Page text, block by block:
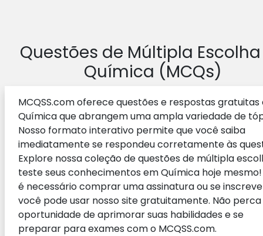
Questões de Múltipla
Química (MCQs)
MCQSS.com oferece questões e respostas gratuitas
Química que abrangem uma ampla variedade de
Nosso formato interativo permite que você saiba
imediatamente se respondeu corretamente às
Explore nossa coleção de questões de múltipla
teste seus conhecimentos em Química hoje
é necessário comprar uma assinatura ou se
você pode usar nosso site gratuitamente. Não
oportunidade de aprimorar suas habilidades e se
preparar para exames com o MCQSS.com.